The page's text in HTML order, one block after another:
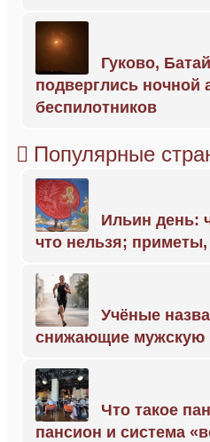
Гуково,
подверглись ночной
беспилотников
Популярные
Ильин день:
что нельзя;
Учёные
снижающие мужскую
Что такое
пансион и система